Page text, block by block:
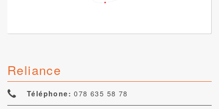
Reliance
Téléphone: 078 635 58 78